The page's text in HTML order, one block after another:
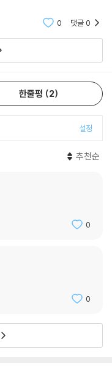
성장한다. 요한 크루이프가
타, 사비를 거쳐 어떻게 야말
고스란히 묻어난다. 좁은
력화하는 유연한 드리블,
은 전형적인 라 마시아 출
적인 스피드와 대담한 중
일을 완성했다.
무력화하며 득점을 올린
한 별도의 칼럼을 통해 야
는지, 그리고 17세의 야말
적인 고뇌와 성숙함도 놓치
이트를 받는 압박감 속에
귀감이 된다. 2024년 발
실상 ‘야말의 시대’를 선
0 댓글0
한줄평 2
설정
추천순
0
0